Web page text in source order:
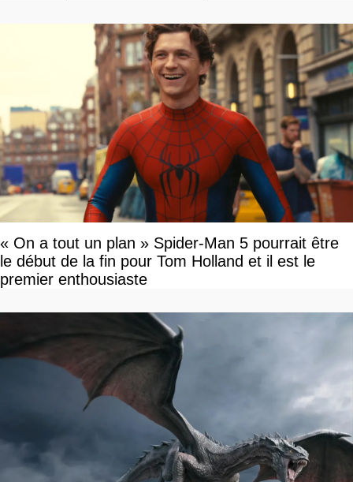
« On a tout un plan » Spider-Man 5 pourrait être
le début de la fin pour Tom Holland et il est le
premier enthousiaste